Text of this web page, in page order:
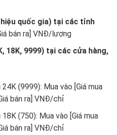
quốc gia) tại các tỉnh
bán ra] VNĐ/lượng
18K, 9999) tại các cửa hàng,
24K (9999): Mua vào [Giá mua
bán ra] VNĐ/chỉ
18K (750): Mua vào [Giá mua
bán ra] VNĐ/chỉ